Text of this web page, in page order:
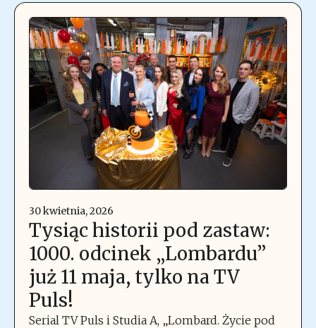
30 kwietnia, 2026
Tysiąc historii pod zastaw:
1000. odcinek „Lombardu”
już 11 maja, tylko na TV
Puls!
Serial TV Puls i Studia A, „Lombard. Życie pod